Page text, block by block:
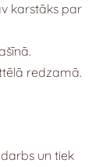
karstāks par
redzamā.
un tiek